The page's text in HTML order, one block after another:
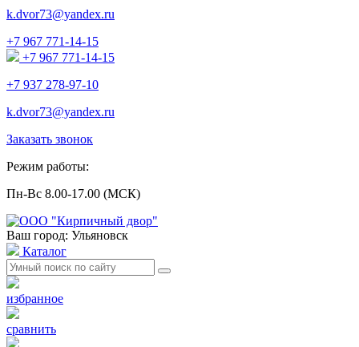
k.dvor73@yandex.ru
+7 967 771-14-15
+7 967 771-14-15
+7 937 278-97-10
k.dvor73@yandex.ru
Заказать звонок
Режим работы:
Пн-Вс 8.00-17.00 (МСК)
Ваш город: Ульяновск
Каталог
избранное
сравнить